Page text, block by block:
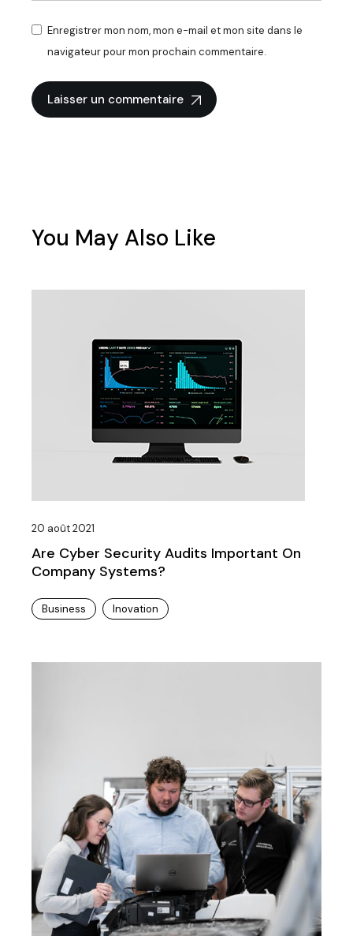
Enregistrer mon nom, mon e-mail et mon site dans le
navigateur pour mon prochain commentaire.
Laisser un commentaire
You May Also Like
20 août 2021
Are Cyber Security Audits Important On
Company Systems?
Business Inovation